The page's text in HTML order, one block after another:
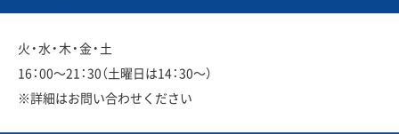
火・水・木・金・土
16：00〜21：30（土曜日は14：30〜）
※詳細はお問い合わせください